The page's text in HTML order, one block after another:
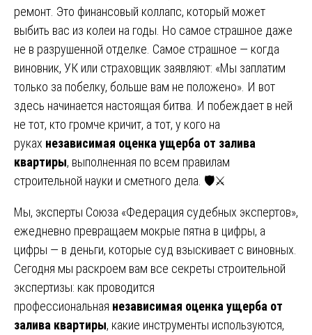
ремонт. Это финансовый коллапс, который может
выбить вас из колеи на годы. Но самое страшное даже
не в разрушенной отделке. Самое страшное — когда
виновник, УК или страховщик заявляют: «Мы заплатим
только за побелку, больше вам не положено». И вот
здесь начинается настоящая битва. И побеждает в ней
не тот, кто громче кричит, а тот, у кого на
руках независимая оценка ущерба от залива
квартиры, выполненная по всем правилам
строительной науки и сметного дела. 🛡️⚔️
Мы, эксперты Союза «Федерация судебных экспертов»,
ежедневно превращаем мокрые пятна в цифры, а
цифры — в деньги, которые суд взыскивает с виновных.
Сегодня мы раскроем вам все секреты строительной
экспертизы: как проводится
профессиональная независимая оценка ущерба от
залива квартиры, какие инструменты используются,